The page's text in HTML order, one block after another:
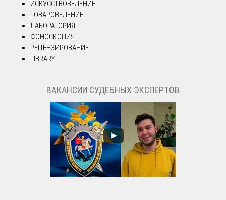
ИСКУССТВОВЕДЕНИЕ
ТОВАРОВЕДЕНИЕ
ЛАБОРАТОРИЯ
ФОНОСКОПИЯ
РЕЦЕНЗИРОВАНИЕ
LIBRARY
ВАКАНСИИ СУДЕБНЫХ ЭКСПЕРТОВ